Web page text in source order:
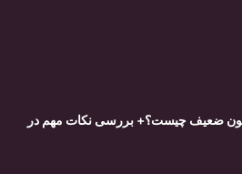
ضعیف چیست؟+ بررسی نکات مهم در